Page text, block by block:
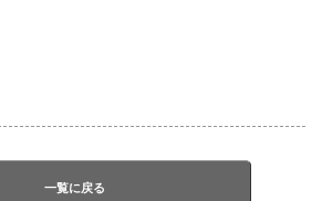
一覧に戻る